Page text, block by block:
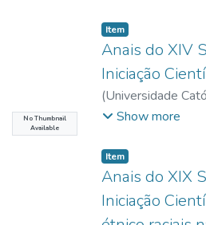
Projeto Institucional.
No Thumbnail
Available
Item type:
Item,
Anais do XIV
Iniciação
(Universidade
08-30)UCSAL,
Show more
Item type:
Item,
Anais do XIX
Iniciação